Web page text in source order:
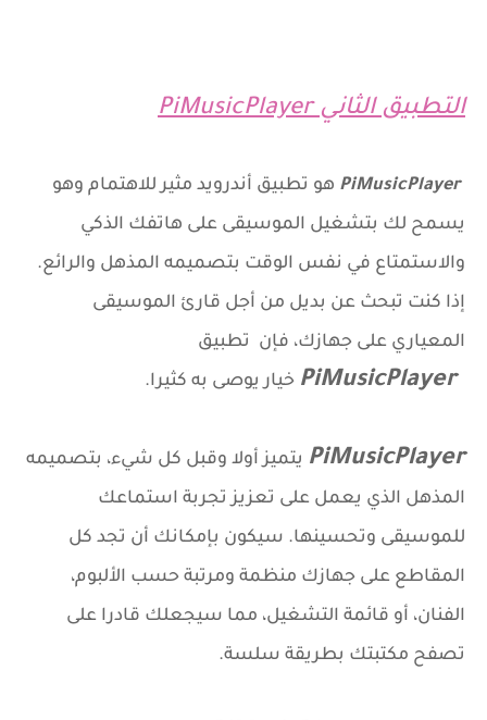
التطبيق الثاني PiMusicPlayer
PiMusicPlayer هو تطبيق أندرويد مثير للاهتمام وهو
يسمح لك بتشغيل الموسيقى على هاتفك الذكي
والاستمتاع في نفس الوقت بتصميمه المذهل والرائع.
إذا كنت تبحث عن بديل من أجل قارئ الموسيقى
المعياري على جهازك، فإن تطبيق
PiMusicPlayer خيار يوصى به كثيرا.
PiMusicPlayer يتميز أولا وقبل كل شيء، بتصميمه
المذهل الذي يعمل على تعزيز تجربة استماعك
للموسيقى وتحسينها. سيكون بإمكانك أن تجد كل
المقاطع على جهازك منظمة ومرتبة حسب الألبوم،
الفنان، أو قائمة التشغيل، مما سيجعلك قادرا على
تصفح مكتبتك بطريقة سلسة.